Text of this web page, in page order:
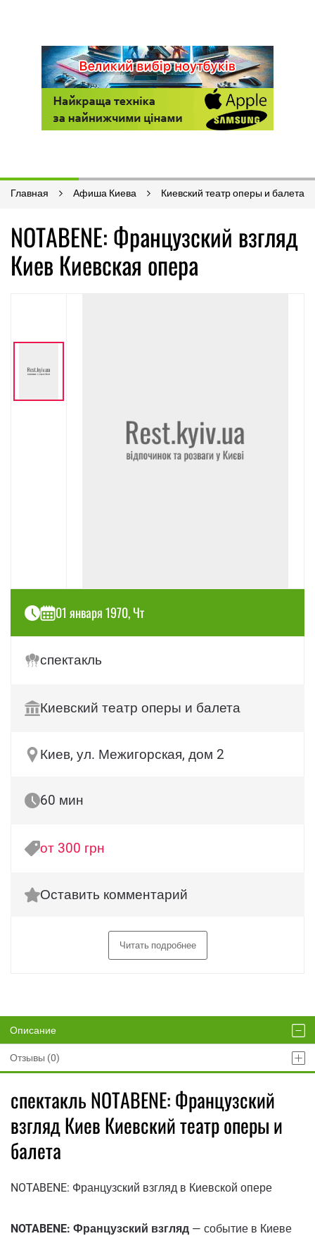
Главная Афиша Киева Киевский театр оперы и балета
NOTABENE: Французский взгляд
Киев Киевская опера
01 января 1970, Чт
спектакль
Киевский театр оперы и балета
Киев, ул. Межигорская, дом 2
60 мин
от 300 грн
Оставить комментарий
Читать подробнее
Описание
Отзывы (0)
спектакль NOTABENE: Французский
взгляд Киев Киевский театр оперы и
балета
NOTABENE: Французский взгляд в Киевской опере
NOTABENE: Французский взгляд — событие в Киеве